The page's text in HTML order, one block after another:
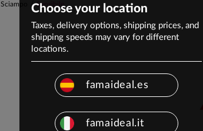
Sciampo Sensibile
Choose your location
Taxes, delivery options, shipping prices, and
shipping speeds may vary for different
locations.
famaideal.es
famaideal.it